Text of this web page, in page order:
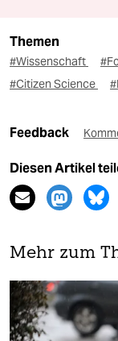
Themen
#Wissenschaft
#Citizen Science
Feedback
Diesen Artikel
Mehr zum